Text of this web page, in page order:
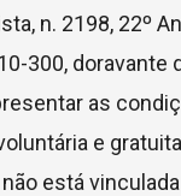
n. 2198, 22º
300, doravante
as
e
está